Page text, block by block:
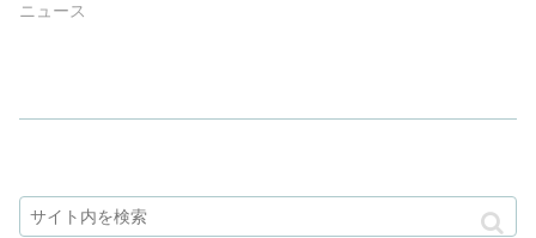
ニュース